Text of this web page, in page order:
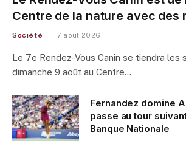
Centre de la nature avec des
Société 7 août 2026
Le 7e Rendez-Vous Canin se tiendra les
dimanche 9 août au Centre…
Fernandez domine
passe au tour
Banque Nationale